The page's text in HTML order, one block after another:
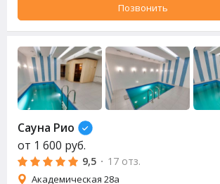
Позвонить
Сауна Рио
от 1 600 руб.
9,5 · 17 отз.
Академическая 28а